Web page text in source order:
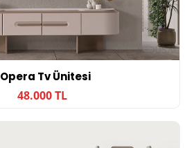
Opera Tv Ünitesi
48.000 TL